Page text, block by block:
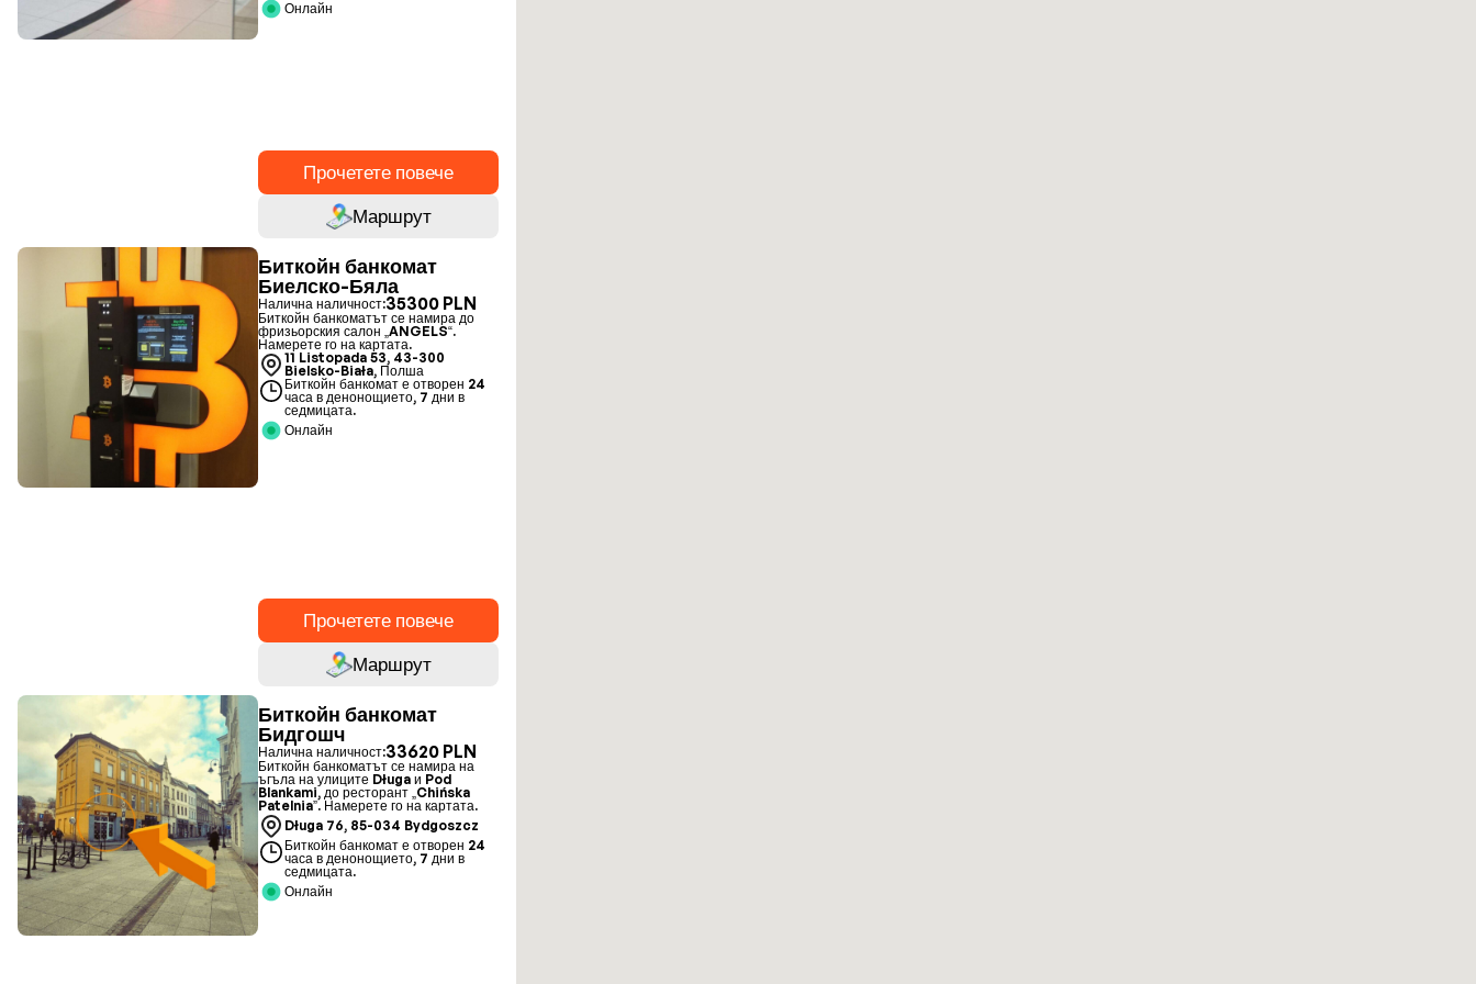
Онлайн
Прочетете повече
Маршрут
Биткойн банкомат
Биелско-Бяла
Налична наличност:35300 PLN
Биткойн банкоматът се намира до
фризьорския салон „ANGELS“.
Намерете го на картата.
11 Listopada 53, 43-300
Bielsko-Biała, Полша
Биткойн банкомат е отворен 24
часа в денонощието, 7 дни в
седмицата.
Онлайн
Прочетете повече
Маршрут
Биткойн банкомат
Бидгошч
Налична наличност:33620 PLN
Биткойн банкоматът се намира на
ъгъла на улиците Długa и Pod
Blankami, до ресторант „Chińska
Patelnia”. Намерете го на картата.
Długa 76, 85-034 Bydgoszcz
Биткойн банкомат е отворен 24
часа в денонощието, 7 дни в
седмицата.
Онлайн